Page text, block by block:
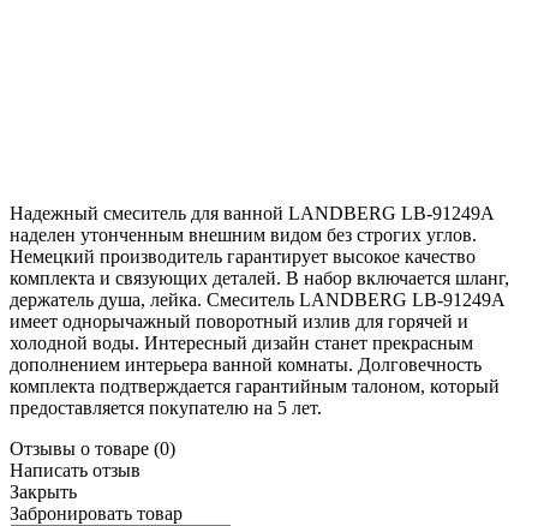
Надежный смеситель для ванной LANDBERG LB-91249А
наделен утонченным внешним видом без строгих углов.
Немецкий производитель гарантирует высокое качество
комплекта и связующих деталей. В набор включается шланг,
держатель душа, лейка. Смеситель LANDBERG LB-91249А
имеет однорычажный поворотный излив для горячей и
холодной воды. Интересный дизайн станет прекрасным
дополнением интерьера ванной комнаты. Долговечность
комплекта подтверждается гарантийным талоном, который
предоставляется покупателю на 5 лет.
Отзывы о товаре (0)
Написать отзыв
Закрыть
Забронировать товар